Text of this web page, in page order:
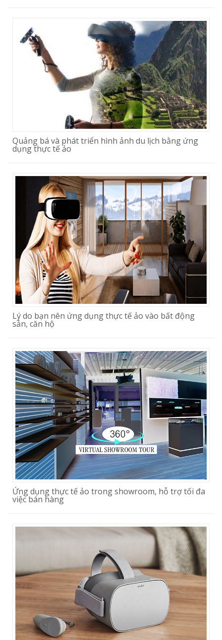
Quảng bá và phát triển hình ảnh du lịch bằng ứng
dụng thực tế ảo
Lý do bạn nên ứng dụng thực tế ảo vào bất động
sản, căn hộ
Ứng dụng thực tế ảo trong showroom, hỗ trợ tối đa
việc bán hàng